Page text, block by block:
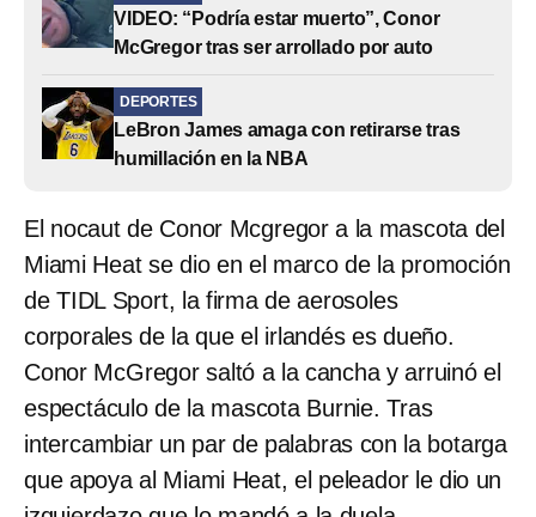
VIDEO: “Podría estar muerto”, Conor
McGregor tras ser arrollado por auto
DEPORTES
LeBron James amaga con retirarse tras
humillación en la NBA
El nocaut de Conor Mcgregor a la mascota del
Miami Heat se dio en el marco de la promoción
de TIDL Sport, la firma de aerosoles
corporales de la que el irlandés es dueño.
Conor McGregor saltó a la cancha y arruinó el
espectáculo de la mascota Burnie. Tras
intercambiar un par de palabras con la botarga
que apoya al Miami Heat, el peleador le dio un